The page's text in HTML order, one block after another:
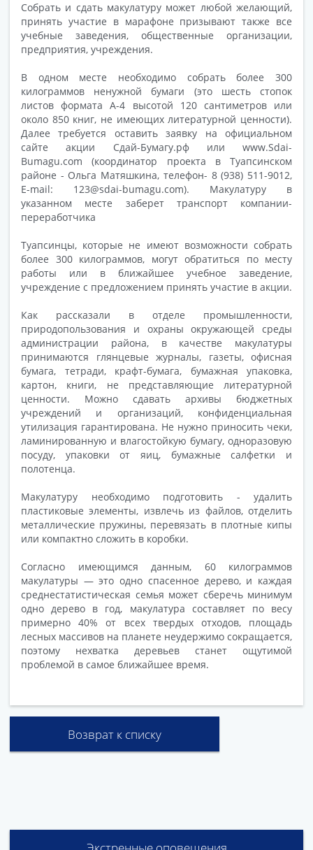
Собрать и сдать макулатуру может любой желающий,
принять участие в марафоне призывают также все
учебные заведения, общественные организации,
предприятия, учреждения.
В одном месте необходимо собрать более 300
килограммов ненужной бумаги (это шесть стопок
листов формата А-4 высотой 120 сантиметров или
около 850 книг, не имеющих литературной ценности).
Далее требуется оставить заявку на официальном
сайте акции Сдай-Бумагу.рф или www.Sdai-
Bumagu.com (координатор проекта в Туапсинском
районе - Ольга Матяшкина, телефон- 8 (938) 511-9012,
Е-mail: 123@sdai-bumagu.com). Макулатуру в
указанном месте заберет транспорт компании-
переработчика
Туапсинцы, которые не имеют возможности собрать
более 300 килограммов, могут обратиться по месту
работы или в ближайшее учебное заведение,
учреждение с предложением принять участие в акции.
Как рассказали в отделе промышленности,
природопользования и охраны окружающей среды
администрации района, в качестве макулатуры
принимаются глянцевые журналы, газеты, офисная
бумага, тетради, крафт-бумага, бумажная упаковка,
картон, книги, не представляющие литературной
ценности. Можно сдавать архивы бюджетных
учреждений и организаций, конфиденциальная
утилизация гарантирована. Не нужно приносить чеки,
ламинированную и влагостойкую бумагу, одноразовую
посуду, упаковки от яиц, бумажные салфетки и
полотенца.
Макулатуру необходимо подготовить - удалить
пластиковые элементы, извлечь из файлов, отделить
металлические пружины, перевязать в плотные кипы
или компактно сложить в коробки.
Согласно имеющимся данным, 60 килограммов
макулатуры — это одно спасенное дерево, и каждая
среднестатистическая семья может сберечь минимум
одно дерево в год, макулатура составляет по весу
примерно 40% от всех твердых отходов, площадь
лесных массивов на планете неудержимо сокращается,
поэтому нехватка деревьев станет ощутимой
проблемой в самое ближайшее время.
Возврат к списку